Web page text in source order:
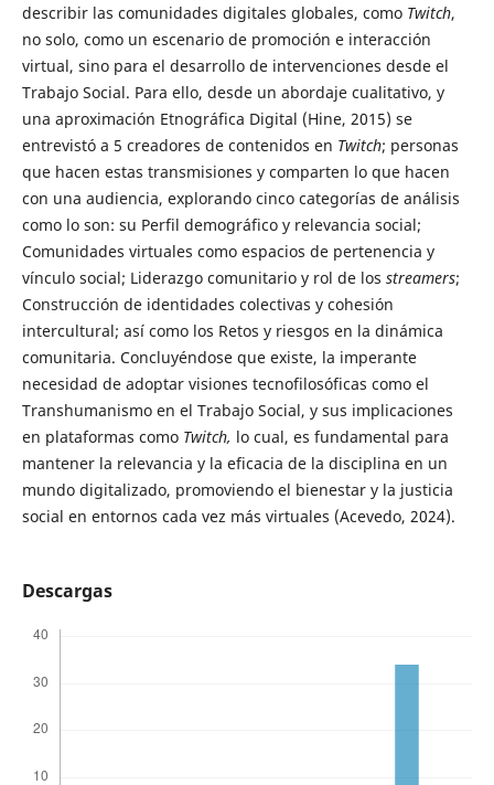
describir las comunidades digitales globales, como Twitch,
no solo, como un escenario de promoción e interacción
virtual, sino para el desarrollo de intervenciones desde el
Trabajo Social. Para ello, desde un abordaje cualitativo, y
una aproximación Etnográfica Digital (Hine, 2015) se
entrevistó a 5 creadores de contenidos en Twitch; personas
que hacen estas transmisiones y comparten lo que hacen
con una audiencia, explorando cinco categorías de análisis
como lo son: su Perfil demográfico y relevancia social;
Comunidades virtuales como espacios de pertenencia y
vínculo social; Liderazgo comunitario y rol de los streamers;
Construcción de identidades colectivas y cohesión
intercultural; así como los Retos y riesgos en la dinámica
comunitaria. Concluyéndose que existe, la imperante
necesidad de adoptar visiones tecnofilosóficas como el
Transhumanismo en el Trabajo Social, y sus implicaciones
en plataformas como Twitch, lo cual, es fundamental para
mantener la relevancia y la eficacia de la disciplina en un
mundo digitalizado, promoviendo el bienestar y la justicia
social en entornos cada vez más virtuales (Acevedo, 2024).
Descargas